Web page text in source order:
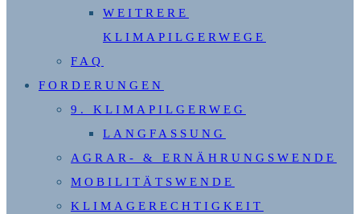
WEITRERE
KLIMAPILGERWEGE
FAQ
FORDERUNGEN
9. KLIMAPILGERWEG
LANGFASSUNG
AGRAR- & ERNÄHRUNGSWENDE
MOBILITÄTSWENDE
KLIMAGERECHTIGKEIT